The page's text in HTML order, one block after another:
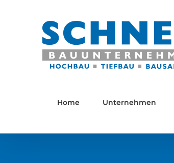
Home Unternehmen